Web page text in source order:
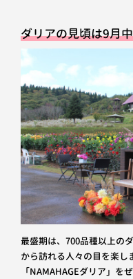
ダリアの見頃は9月
最盛期は、700品種以上の
から訪れる人々の目を楽し
「NAMAHAGEダリア」を